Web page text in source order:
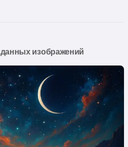
изображений